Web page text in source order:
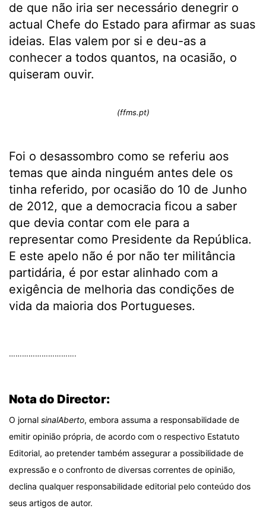
de que não iria ser necessário denegrir o
actual Chefe do Estado para afirmar as suas
ideias. Elas valem por si e deu-as a
conhecer a todos quantos, na ocasião, o
quiseram ouvir.
(ffms.pt)
Foi o desassombro como se referiu aos
temas que ainda ninguém antes dele os
tinha referido, por ocasião do 10 de Junho
de 2012, que a democracia ficou a saber
que devia contar com ele para a
representar como Presidente da República.
E este apelo não é por não ter militância
partidária, é por estar alinhado com a
exigência de melhoria das condições de
vida da maioria dos Portugueses.
………………………….
Nota do Director:
O jornal sinalAberto, embora assuma a responsabilidade de
emitir opinião própria, de acordo com o respectivo Estatuto
Editorial, ao pretender também assegurar a possibilidade de
expressão e o confronto de diversas correntes de opinião,
declina qualquer responsabilidade editorial pelo conteúdo dos
seus artigos de autor.